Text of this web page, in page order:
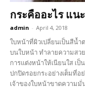
กระคืออะไร แน
admin - April 4, 2018
ใบหน้าที่ผิวเปลี่ยนเป็นสีน้ำ
บนใบหน้า ทำลายความสว
การแต่งหน้าให้เนียนใส เป็
ปกปิดรอยกระอย่างเต็มที่อ
เจ้าของใบหน้าขาดความมั่